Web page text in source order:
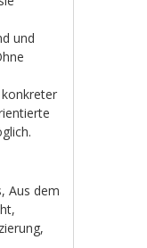
und
,Aus dem
,
,